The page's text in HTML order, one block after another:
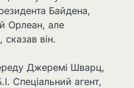
Байдена,
Орлеан, але
він.
Джеремі Шварц,
Спеціальний агент,